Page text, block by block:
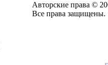
Авторские права ©
Все права защищены.